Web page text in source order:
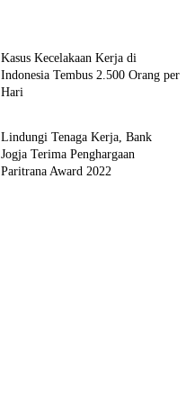
Kasus Kecelakaan Kerja di
Indonesia Tembus 2.500 Orang per
Hari
Bisnis
Lindungi Tenaga Kerja, Bank
Jogja Terima Penghargaan
Paritrana Award 2022